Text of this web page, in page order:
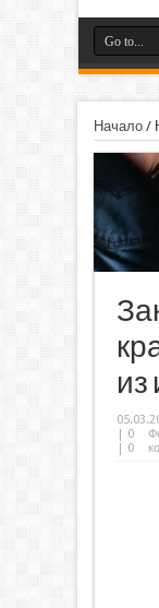
Начало/
из
| 0
| 0